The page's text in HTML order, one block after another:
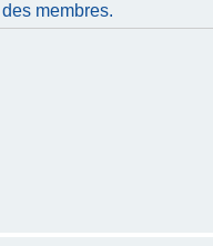
membres.